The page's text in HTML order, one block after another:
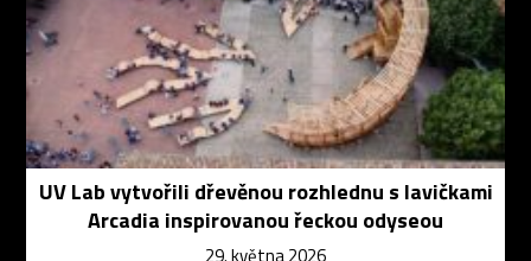
UV Lab vytvořili dřevěnou rozhlednu s lavičkami
Arcadia inspirovanou řeckou odyseou
29. května 2026